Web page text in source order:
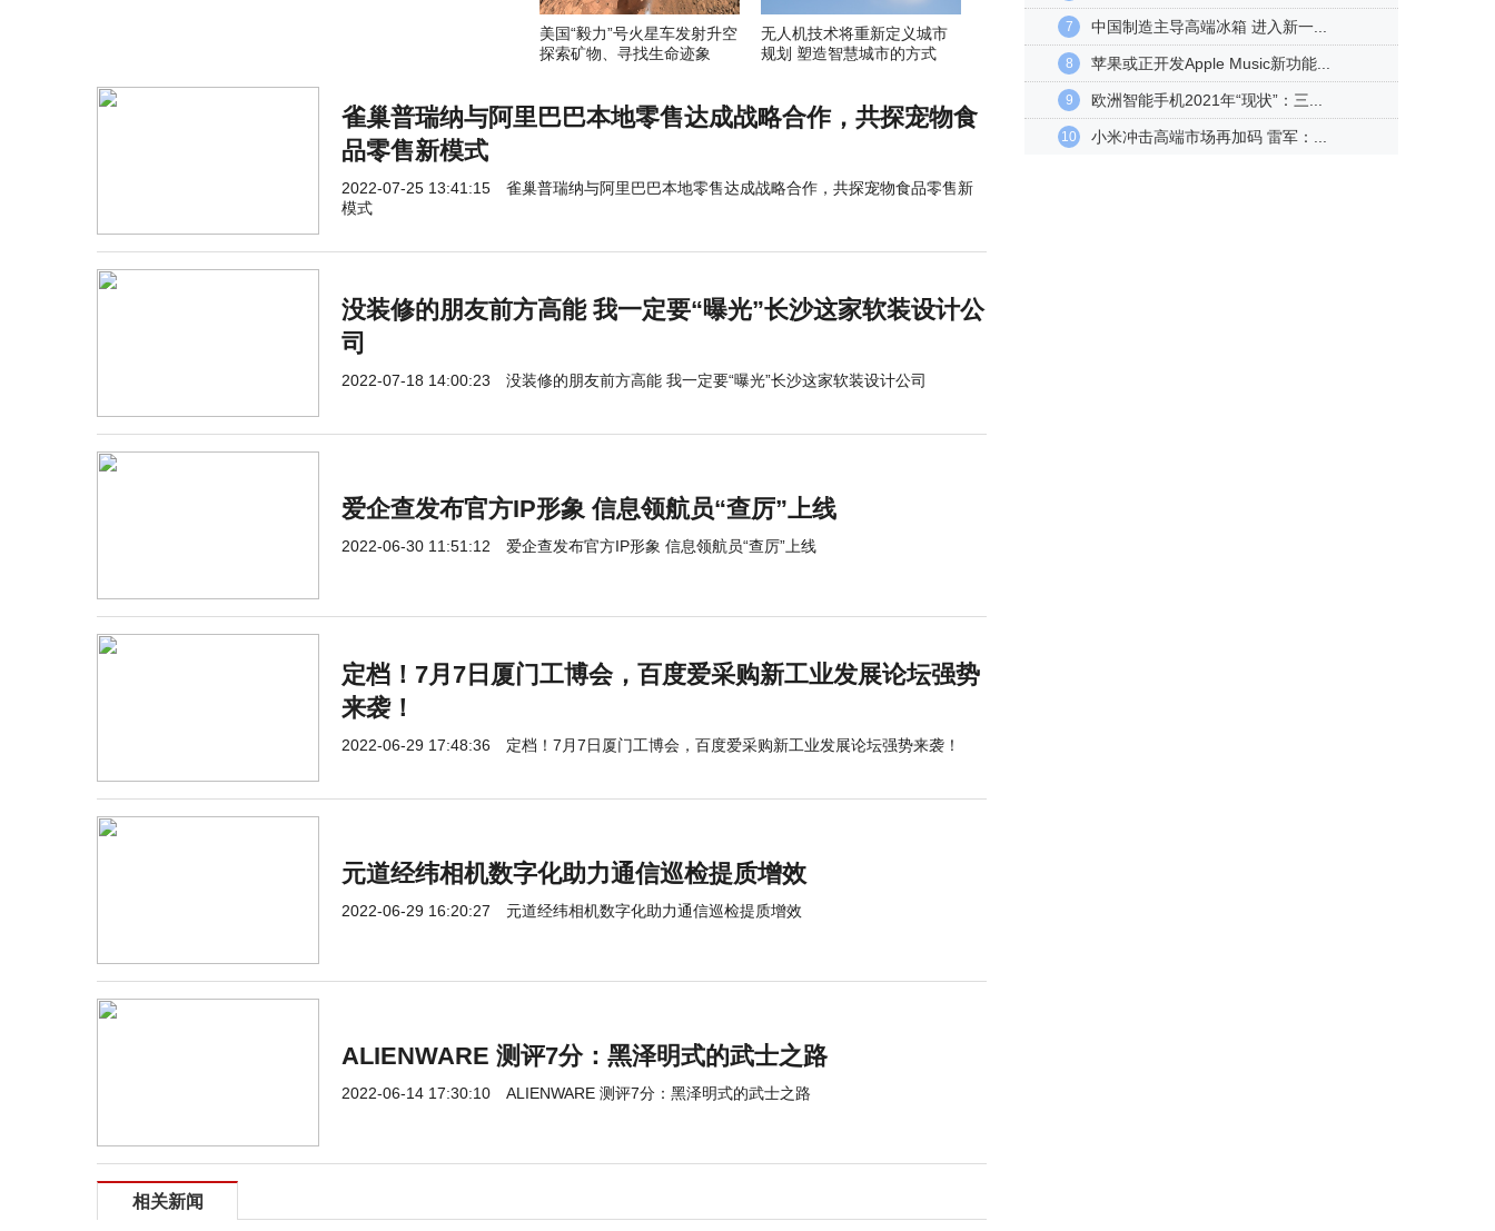
美国“毅力”号火星车发射升空
探索矿物、寻找生命迹象
无人机技术将重新定义城市
规划 塑造智慧城市的方式
雀巢普瑞纳与阿里巴巴本地零售达成战略合作，共探宠物食
品零售新模式
2022-07-25 13:41:15
雀巢普瑞纳与阿里巴巴本地零售达成战略合作，共探宠物食品零售新
模式
没装修的朋友前方高能 我一定要“曝光”长沙这家软装设计公
司
2022-07-18 14:00:23 没装修的朋友前方高能 我一定要“曝光”长沙这家软装设计公司
爱企查发布官方IP形象 信息领航员“查厉”上线
2022-06-30 11:51:12 爱企查发布官方IP形象 信息领航员“查厉”上线
定档！7月7日厦门工博会，百度爱采购新工业发展论坛强势
来袭！
2022-06-29 17:48:36 定档！7月7日厦门工博会，百度爱采购新工业发展论坛强势来袭！
元道经纬相机数字化助力通信巡检提质增效
2022-06-29 16:20:27 元道经纬相机数字化助力通信巡检提质增效
ALIENWARE 测评7分：黑泽明式的武士之路
2022-06-14 17:30:10 ALIENWARE 测评7分：黑泽明式的武士之路
相关新闻
7 中国制造主导高端冰箱 进入新一...
8 苹果或正开发Apple Music新功能...
9 欧洲智能手机2021年“现状”：三...
10 小米冲击高端市场再加码 雷军：...